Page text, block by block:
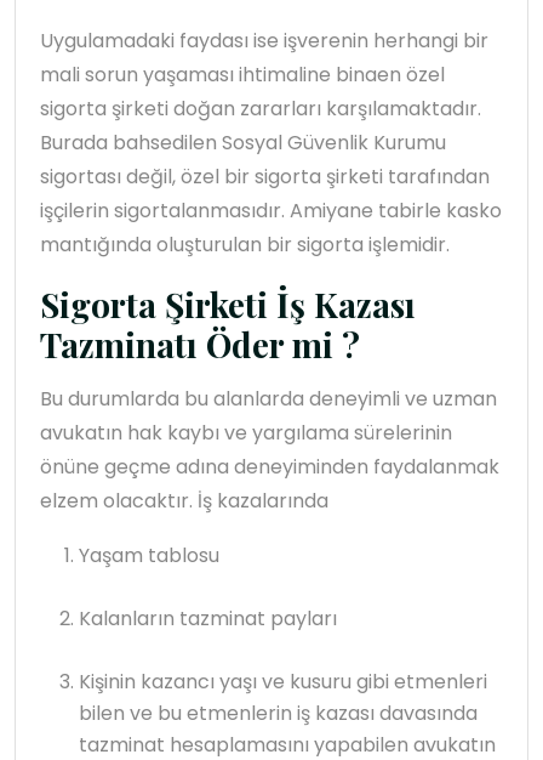
Uygulamadaki faydası ise işverenin herhangi bir
mali sorun yaşaması ihtimaline binaen özel
sigorta şirketi doğan zararları karşılamaktadır.
Burada bahsedilen Sosyal Güvenlik Kurumu
sigortası değil, özel bir sigorta şirketi tarafından
işçilerin sigortalanmasıdır. Amiyane tabirle kasko
mantığında oluşturulan bir sigorta işlemidir.
Sigorta Şirketi İş Kazası
Tazminatı Öder mi ?
Bu durumlarda bu alanlarda deneyimli ve uzman
avukatın hak kaybı ve yargılama sürelerinin
önüne geçme adına deneyiminden faydalanmak
elzem olacaktır. İş kazalarında
Yaşam tablosu
Kalanların tazminat payları
Kişinin kazancı yaşı ve kusuru gibi etmenleri
bilen ve bu etmenlerin iş kazası davasında
tazminat hesaplamasını yapabilen avukatın